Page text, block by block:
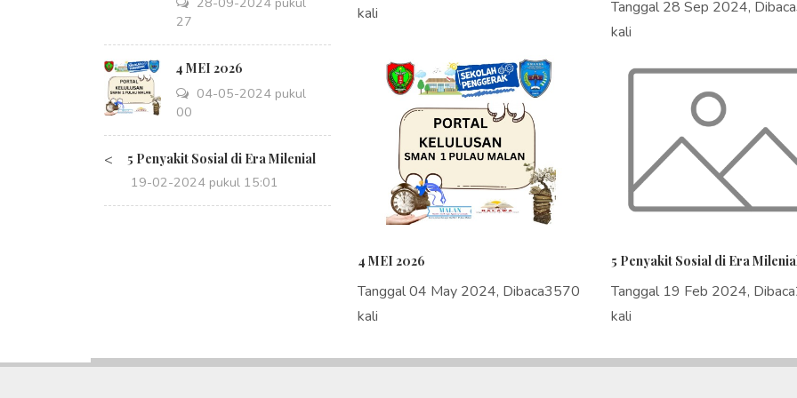
14:27
4 MEI 2026
04-05-2024 pukul
08:00
< 5 Penyakit Sosial di Era Milenial
19-02-2024 pukul 15:01
kali
Tanggal 28 Sep 2024,
kali
4 MEI 2026
Tanggal 04 May 2024, Dibaca3570
kali
5 Penyakit Sosial di Era
Tanggal 19 Feb 2024,
kali